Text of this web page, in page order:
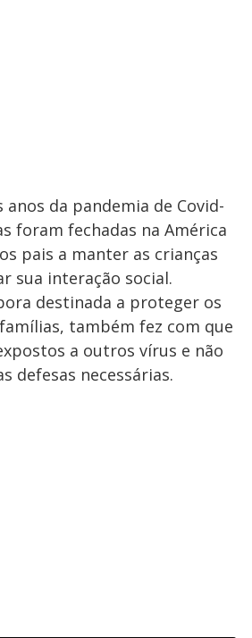
da pandemia de Covid-
foram fechadas na América
pais a manter as crianças
sua interação social.
destinada a proteger os
também fez com que
a outros vírus e não
defesas necessárias.